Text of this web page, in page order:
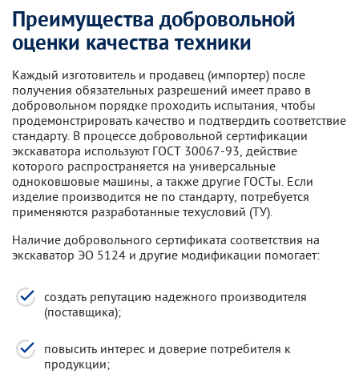
Преимущества добровольной
оценки качества техники
Каждый изготовитель и продавец (импортер) после
получения обязательных разрешений имеет право в
добровольном порядке проходить испытания, чтобы
продемонстрировать качество и подтвердить соответствие
стандарту. В процессе добровольной сертификации
экскаватора используют ГОСТ 30067-93, действие
которого распространяется на универсальные
одноковшовые машины, а также другие ГОСТы. Если
изделие производится не по стандарту, потребуется
применяются разработанные техусловий (ТУ).
Наличие добровольного сертификата соответствия на
экскаватор ЭО 5124 и другие модификации помогает:
создать репутацию надежного производителя
(поставщика);
повысить интерес и доверие потребителя к
продукции;